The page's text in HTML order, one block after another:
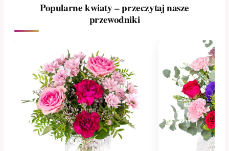
Popularne kwiaty – przeczytaj nasze
przewodniki